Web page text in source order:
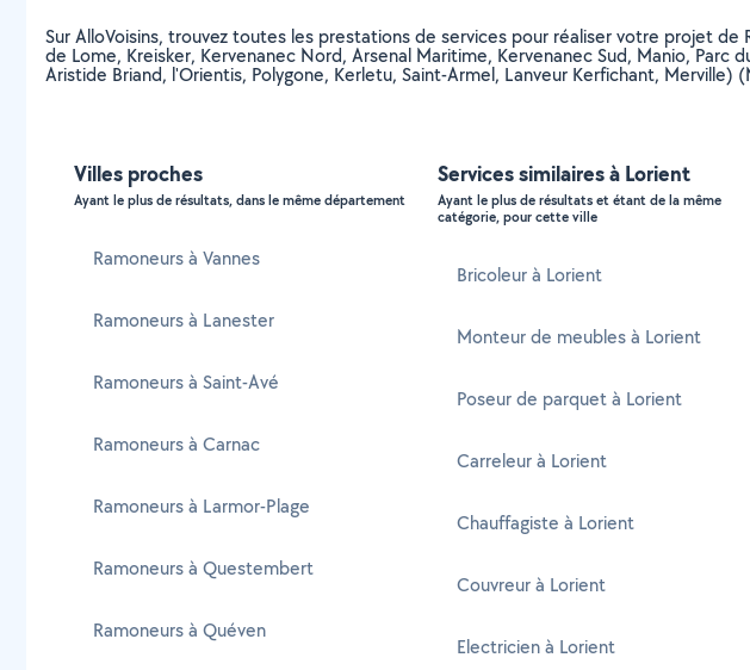
Sur AlloVoisins, trouvez toutes les prestations de services pour réaliser votre projet
de Lome, Kreisker, Kervenanec Nord, Arsenal Maritime, Kervenanec Sud, Manio,
Aristide Briand, l'Orientis, Polygone, Kerletu, Saint-Armel, Lanveur Kerfichant,
Villes proches
Ayant le plus de résultats, dans le même département
Ramoneurs à Vannes
Ramoneurs à Lanester
Ramoneurs à Saint-Avé
Ramoneurs à Carnac
Ramoneurs à Larmor-Plage
Ramoneurs à Questembert
Ramoneurs à Quéven
Services similaires à Lorient
Ayant le plus de résultats et étant de la même
catégorie, pour cette ville
Bricoleur à Lorient
Monteur de meubles à Lorient
Poseur de parquet à Lorient
Carreleur à Lorient
Chauffagiste à Lorient
Couvreur à Lorient
Electricien à Lorient